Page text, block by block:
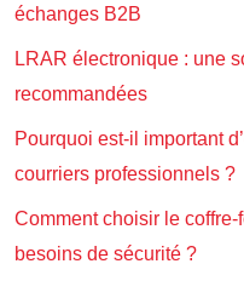
échanges B2B
LRAR électronique : une
recommandées
Pourquoi est-il important
courriers professionnels ?
Comment choisir le
besoins de sécurité ?